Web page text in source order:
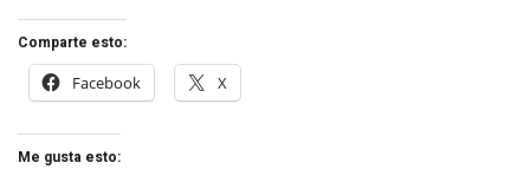
Comparte esto:
Facebook
X
Me gusta esto: